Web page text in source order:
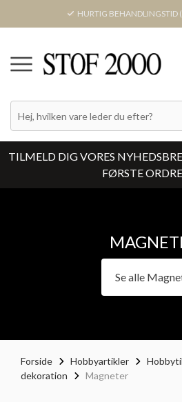
HURTIG BEHANDLINGSTID
TILMELD DIG VORES
FØRSTE ORDRE
Se alle
Forside Hobbyartikler
dekoration
Magneter
PRIS
LAGERSTATUS
Nulstil